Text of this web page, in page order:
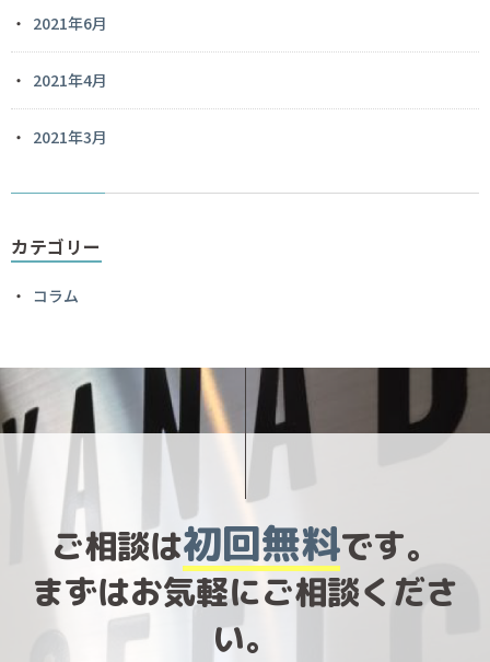
2021年6月
2021年4月
2021年3月
カテゴリー
コラム
ご相談は初回無料です。
まずはお気軽にご相談くださ
い。